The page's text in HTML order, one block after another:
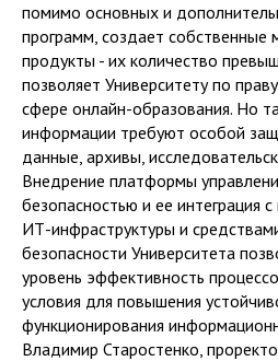
помимо основных и
программ, создает собственные
продукты - их количество
позволяет Университету по
сфере онлайн-образования. Но
информации требуют особой
данные, архивы,
Внедрение платформы
безопасностью и ее интеграция
ИТ-инфраструктуры и
безопасности Университета
уровень эффективность
условия для повышения
функционирования
Владимир Старостенко,